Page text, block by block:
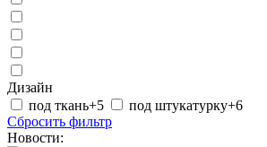
Дизайн
под ткань+5 под штукатурку+6
Сбросить фильтр
Новости: